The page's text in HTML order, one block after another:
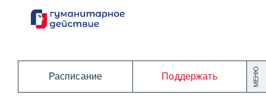
Перейти
МЕНЮ
Расписание Поддержать